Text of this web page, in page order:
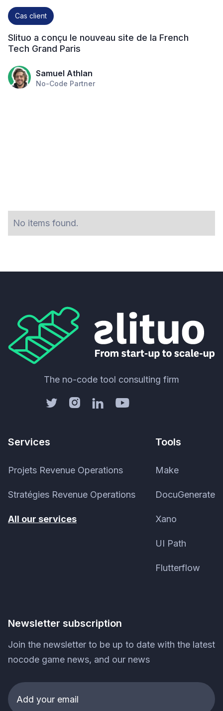
Cas client
Slituo a conçu le nouveau site de la French
Tech Grand Paris
Samuel Athlan
No-Code Partner
No items found.
The no-code tool consulting firm
   
Services
Projets Revenue Operations
Stratégies Revenue Operations
All our services
Tools
Make
DocuGenerate
Xano
UI Path
Flutterflow
Newsletter subscription
Join the newsletter to be up to date with the latest
nocode game news, and our news